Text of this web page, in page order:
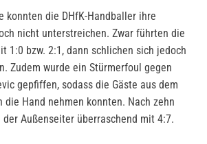
konnten die DHfK-Handballer ihre
nicht unterstreichen. Zwar führten die
1:0 bzw. 2:1, dann schlichen sich jedoch
Zudem wurde ein Stürmerfoul gegen
gepfiffen, sodass die Gäste aus dem
die Hand nehmen konnten. Nach zehn
Außenseiter überraschend mit 4:7.